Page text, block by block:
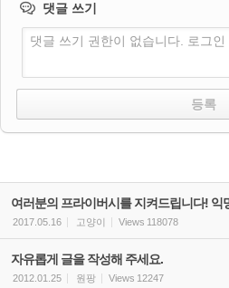
댓글 쓰기
댓글 쓰기 권한이 없습니다. 로그
여러분의 프라이버시를 지켜드립니다! 익
2017.05.16 고양이 Views 118078
자유롭게 글을 작성해 주세요.
2012.01.25 원팡 Views 12247